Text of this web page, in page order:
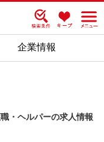
企業情報
・ヘルパーの求人情報